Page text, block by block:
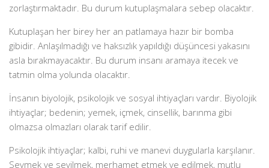
zorlaştırmaktadır. Bu durum kutuplaşmalara sebep olacaktır.
Kutuplaşan her birey her an patlamaya hazır bir bomba
gibidir. Anlaşılmadığı ve haksızlık yapıldığı düşüncesi yakasını
asla bırakmayacaktır. Bu durum insanı aramaya itecek ve
tatmin olma yolunda olacaktır.
İnsanın biyolojik, psikolojik ve sosyal ihtiyaçları vardır. Biyolojik
ihtiyaçlar; bedenin; yemek, içmek, cinsellik, barınma gibi
olmazsa olmazları olarak tarif edilir.
Psikolojik ihtiyaçlar; kalbi, ruhi ve manevi duygularla karşılanır.
Sevmek ve sevilmek, merhamet etmek ve edilmek, mutlu